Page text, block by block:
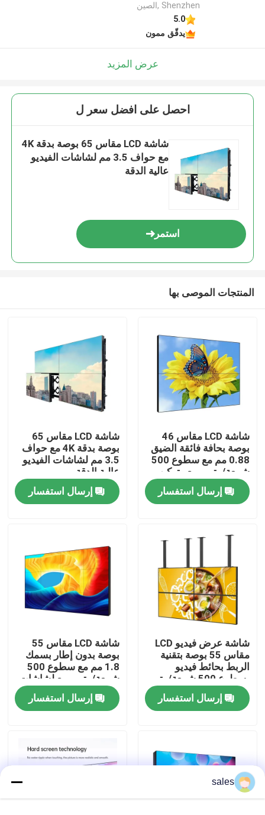
منزل
عرض الواقع الافتراضي
معلومات عنا
جولة في المعمل
رقابة جودة
أخبار
Shenzhen ,الصين
5.0
يدقّق ممون
عرض المزيد
احصل على افضل سعر ل
شاشة LCD مقاس 65 بوصة بدقة 4K
مع حواف 3.5 مم لشاشات الفيديو
عالية الدقة
استمر
المنتجات الموصى بها
شاشة LCD مقاس 46
بوصة بحافة فائقة الضيق
0.88 مم مع سطوع 500
شمعة/متر مربع وتركيب
على الحائط
إرسال استفسار
شاشة LCD مقاس 65
بوصة بدقة 4K مع حواف
3.5 مم لشاشات الفيديو
عالية الدقة
إرسال استفسار
شاشة عرض فيديو LCD
مقاس 55 بوصة بتقنية
الربط بحائط فيديو
بسطوع 500 شمعة/متر
مربع ودقة 1920*1080
لعرض واجهة المتجر
إرسال استفسار
شاشة LCD مقاس 55
بوصة بدون إطار بسمك
1.8 مم مع سطوع 500
شمعة/متر مربع لشاشات
الفيديو الجدارية الداخلية
إرسال استفسار
sales